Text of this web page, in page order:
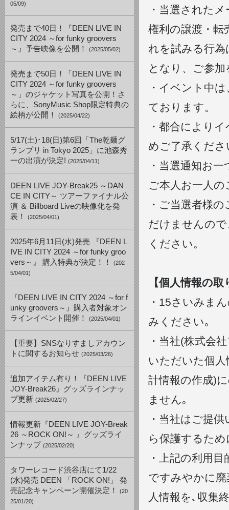
05/09)
発売まで40日！『DEEN LIVE IN
CITY 2024 ～for funky groovers
～』予告映像を公開！
(2025/05/02)
発売まで50日！「DEEN LIVE IN
CITY 2024 ～for funky groovers
～」のジャケット写真を公開！さ
らに、SonyMusic Shop限定特典の
絵柄が公開！
(2025/04/22)
5/17(土)･18(日)第6回「The乾麺グ
ランプリ in Tokyo 2025」に池森秀
一の出演が決定! (2025/04/11)
DEEN LIVE JOY-Break25 ～DAN
CE IN CITY～ ツアーファイナル公
演 ＆ Billboard Liveの映像化を発
表！
(2025/04/01)
2025年6月11日(水)発売 『DEEN L
IVE IN CITY 2024 ～for funky groo
vers～』 購入特典が決定！！
(202
5/04/01)
『DEEN LIVE IN CITY 2024 ～for f
unky groovers～』購入者対象オン
ラインイベント開催！
(2025/04/01)
【重要】SNSなりすましアカウン
トに関するお知らせ (2025/03/26)
追加アイテム有り！『DEEN LIVE
JOY-Break26』グッズラインナッ
プ更新 (2025/02/27)
情報更新『DEEN LIVE JOY-Break
26 ～ROCK ON!～ 』グッズライ
ンナップ (2025/02/20)
タワーレコード渋谷店にて1/22
(水)発売 DEEN 「ROCK ON!」 発
売記念キャンペーン開催決定！
(20
25/01/20)
・当選された
権利の譲渡・転
れを試みる行
となり、ご参
・イベント中
ております。
・都合により
めご了承くださ
・当選通知お
ご本人お一人
・ご当選者様
だけませんの
ください。
【個人情報の
・15さいみま
みください｡
・当社(株式会
いただいた個
計情報の作成)
ません｡
・当社はご提
ら保護するた
・上記の利用
ですみやかに
人情報を､収集